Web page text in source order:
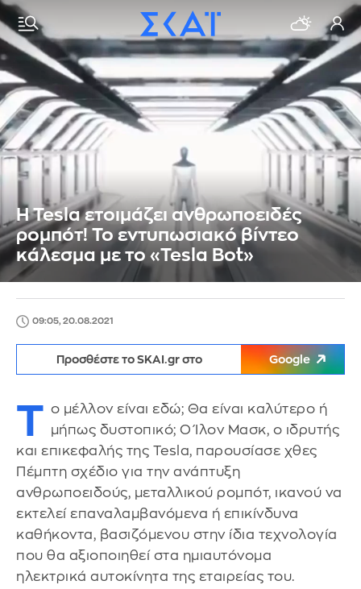
Η Tesla ετοιμάζει ανθρωποειδές
ρομπότ! Το εντυπωσιακό βίντεο
κάλεσμα με το «Tesla Bot»
09:05, 20.08.2021
Προσθέστε το SKAI.gr στο Google
Τ ο μέλλον είναι εδώ; Θα είναι καλύτερο ή
μήπως δυστοπικό; Ο Ίλον Μασκ, ο ιδρυτής
και επικεφαλής της Tesla, παρουσίασε χθες
Πέμπτη σχέδιο για την ανάπτυξη
ανθρωποειδούς, μεταλλικού ρομπότ, ικανού να
εκτελεί επαναλαμβανόμενα ή επικίνδυνα
καθήκοντα, βασιζόμενου στην ίδια τεχνολογία
που θα αξιοποιηθεί στα ημιαυτόνομα
ηλεκτρικά αυτοκίνητα της εταιρείας του.